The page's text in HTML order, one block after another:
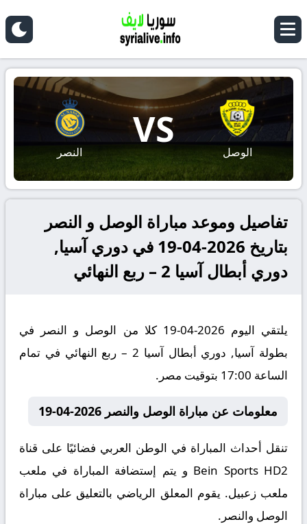
الوصل
VS
النصر
تفاصيل وموعد مباراة الوصل و النصر
بتاريخ 2026-04-19 في دوري آسيا,
دوري أبطال آسيا 2 – ربع النهائي
يلتقي اليوم 2026-04-19 كلا من الوصل و النصر في
بطولة آسيا, دوري أبطال آسيا 2 – ربع النهائي في تمام
الساعة 17:00 بتوقيت مصر.
معلومات عن مباراة الوصل والنصر 2026-04-19
تنقل أحداث المباراة في الوطن العربي فضائيًا على قناة
Bein Sports HD2 و يتم إستضافة المباراة في ملعب
ملعب زعبيل. يقوم المعلق الرياضي بالتعليق على مباراة
الوصل والنصر.